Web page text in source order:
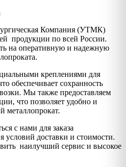
Компания (УТМК)
продукции по всей России.
на оперативную и надежную
креплениями для
обеспечивает сохранность
Мы также предоставляем
что позволяет удобно и
металлопрокат.
с нами для заказа
условий доставки и стоимости.
наилучший сервис и высокое